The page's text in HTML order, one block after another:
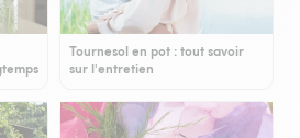
Tournesol en pot : tout savoir
sur l'entretien